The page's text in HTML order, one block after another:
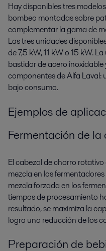
Hay disponibles tres
bombeo montadas sobre
complementar la gama de
Las tres unidades
de 7,5 kW, 11 kW o 15 kW.
bastidor de acero
componentes de Alfa Laval:
bajo consumo.
Ejemplos de
Fermentación de la
El cabezal de chorro
mezcla en los
mezcla forzada en los
tiempos de procesamiento
resultado, se maximiza la
logra una reducción de los
Preparación de